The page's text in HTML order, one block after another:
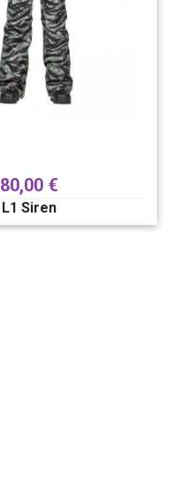
80,00 €
L1 Siren